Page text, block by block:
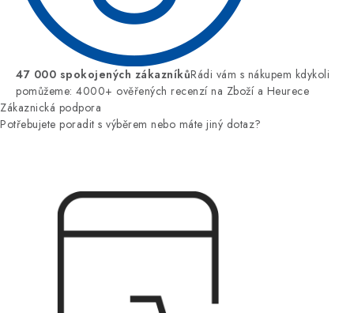
47 000 spokojených zákazníkůRádi vám s nákupem kdykoli
pomůžeme: 4000+ ověřených recenzí na Zboží a Heurece
Zákaznická podpora
Potřebujete poradit s výběrem nebo máte jiný dotaz?